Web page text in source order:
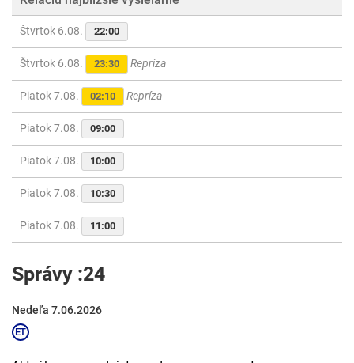
Štvrtok 6.08. 22:00
Štvrtok 6.08. 23:30 Repríza
Piatok 7.08. 02:10 Repríza
Piatok 7.08. 09:00
Piatok 7.08. 10:00
Piatok 7.08. 10:30
Piatok 7.08. 11:00
Správy :24
Nedeľa 7.06.2026